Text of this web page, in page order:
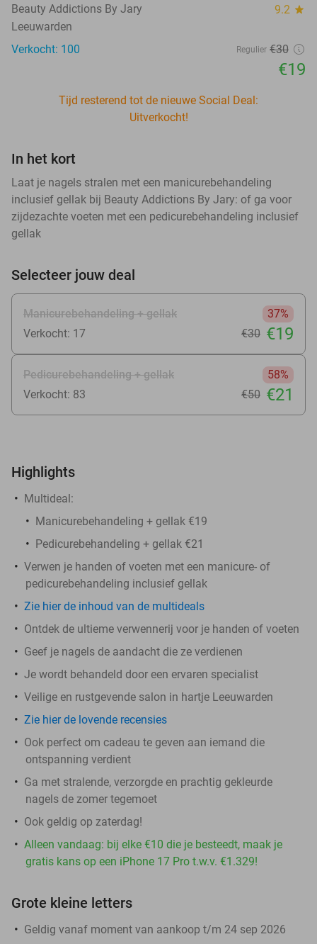
Beauty Addictions By Jary 9.2 star
Leeuwarden
Verkocht: 100
Regulier €30
€19
Tijd resterend tot de nieuwe Social Deal:
Uitverkocht!
In het kort
Laat je nagels stralen met een manicurebehandeling
inclusief gellak bij Beauty Addictions By Jary: of ga voor
zijdezachte voeten met een pedicurebehandeling inclusief
gellak
Selecteer jouw deal
Manicurebehandeling + gellak
37%
Verkocht: 17
€30 €19
Pedicurebehandeling + gellak
58%
Verkocht: 83
€50 €21
Highlights
Multideal:
Manicurebehandeling + gellak €19
Pedicurebehandeling + gellak €21
Verwen je handen of voeten met een manicure- of
pedicurebehandeling inclusief gellak
Zie hier de inhoud van de multideals
Ontdek de ultieme verwennerij voor je handen of voeten
Geef je nagels de aandacht die ze verdienen
Je wordt behandeld door een ervaren specialist
Veilige en rustgevende salon in hartje Leeuwarden
Zie hier de lovende recensies
Ook perfect om cadeau te geven aan iemand die
ontspanning verdient
Ga met stralende, verzorgde en prachtig gekleurde
nagels de zomer tegemoet
Ook geldig op zaterdag!
Alleen vandaag: bij elke €10 die je besteedt, maak je
gratis kans op een iPhone 17 Pro t.w.v. €1.329!
Grote kleine letters
Geldig vanaf moment van aankoop t/m 24 sep 2026